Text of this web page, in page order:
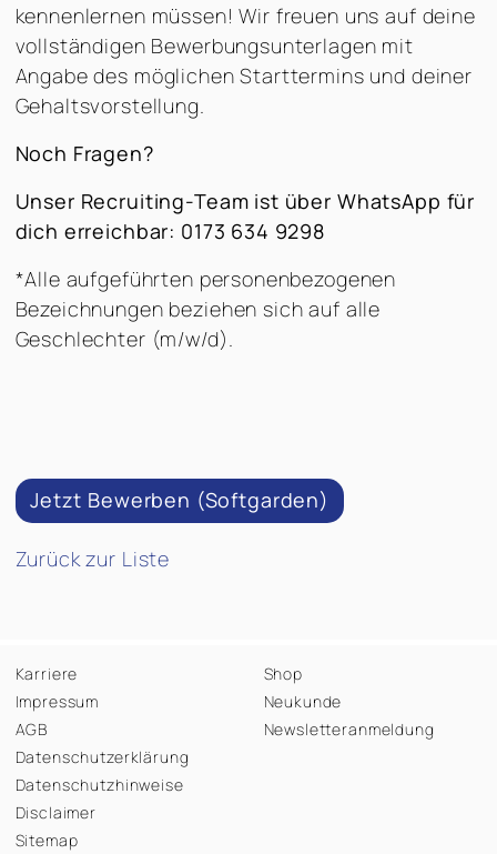
kennenlernen müssen! Wir freuen uns auf deine
vollständigen Bewerbungsunterlagen mit
Angabe des möglichen Starttermins und deiner
Gehaltsvorstellung.
Noch Fragen?
Unser Recruiting-Team ist über WhatsApp für
dich erreichbar: 0173 634 9298
*Alle aufgeführten personenbezogenen
Bezeichnungen beziehen sich auf alle
Geschlechter (m/w/d).
Jetzt Bewerben (Softgarden)
Zurück zur Liste
Karriere
Impressum
AGB
Datenschutzerklärung
Datenschutzhinweise
Disclaimer
Sitemap
Shop
Neukunde
Newsletteranmeldung